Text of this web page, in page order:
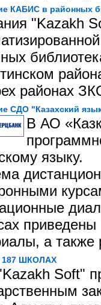
КАБИС в районных
"Kazakh
районах
СДО "Казахский
В АО
языку.
а также
ШКОЛАХ
Soft"